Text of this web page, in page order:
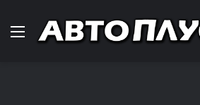
Навигација